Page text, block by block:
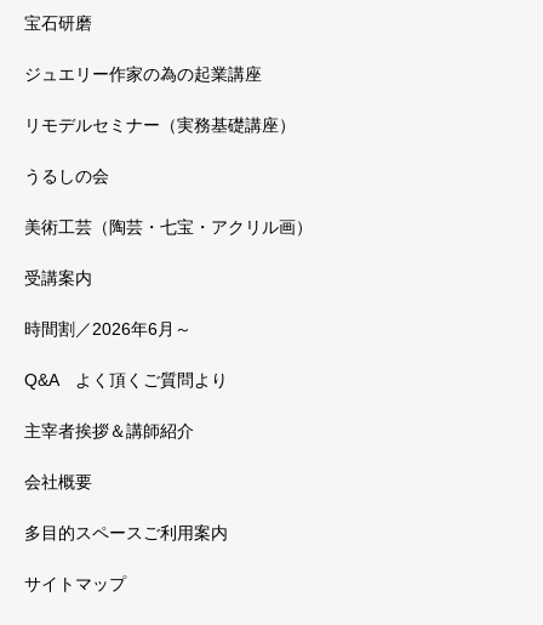
宝石研磨
ジュエリー作家の為の起業講座
リモデルセミナー（実務基礎講座）
うるしの会
美術工芸（陶芸・七宝・アクリル画）
受講案内
時間割／2026年6月～
Q&A よく頂くご質問より
主宰者挨拶＆講師紹介
会社概要
多目的スペースご利用案内
サイトマップ